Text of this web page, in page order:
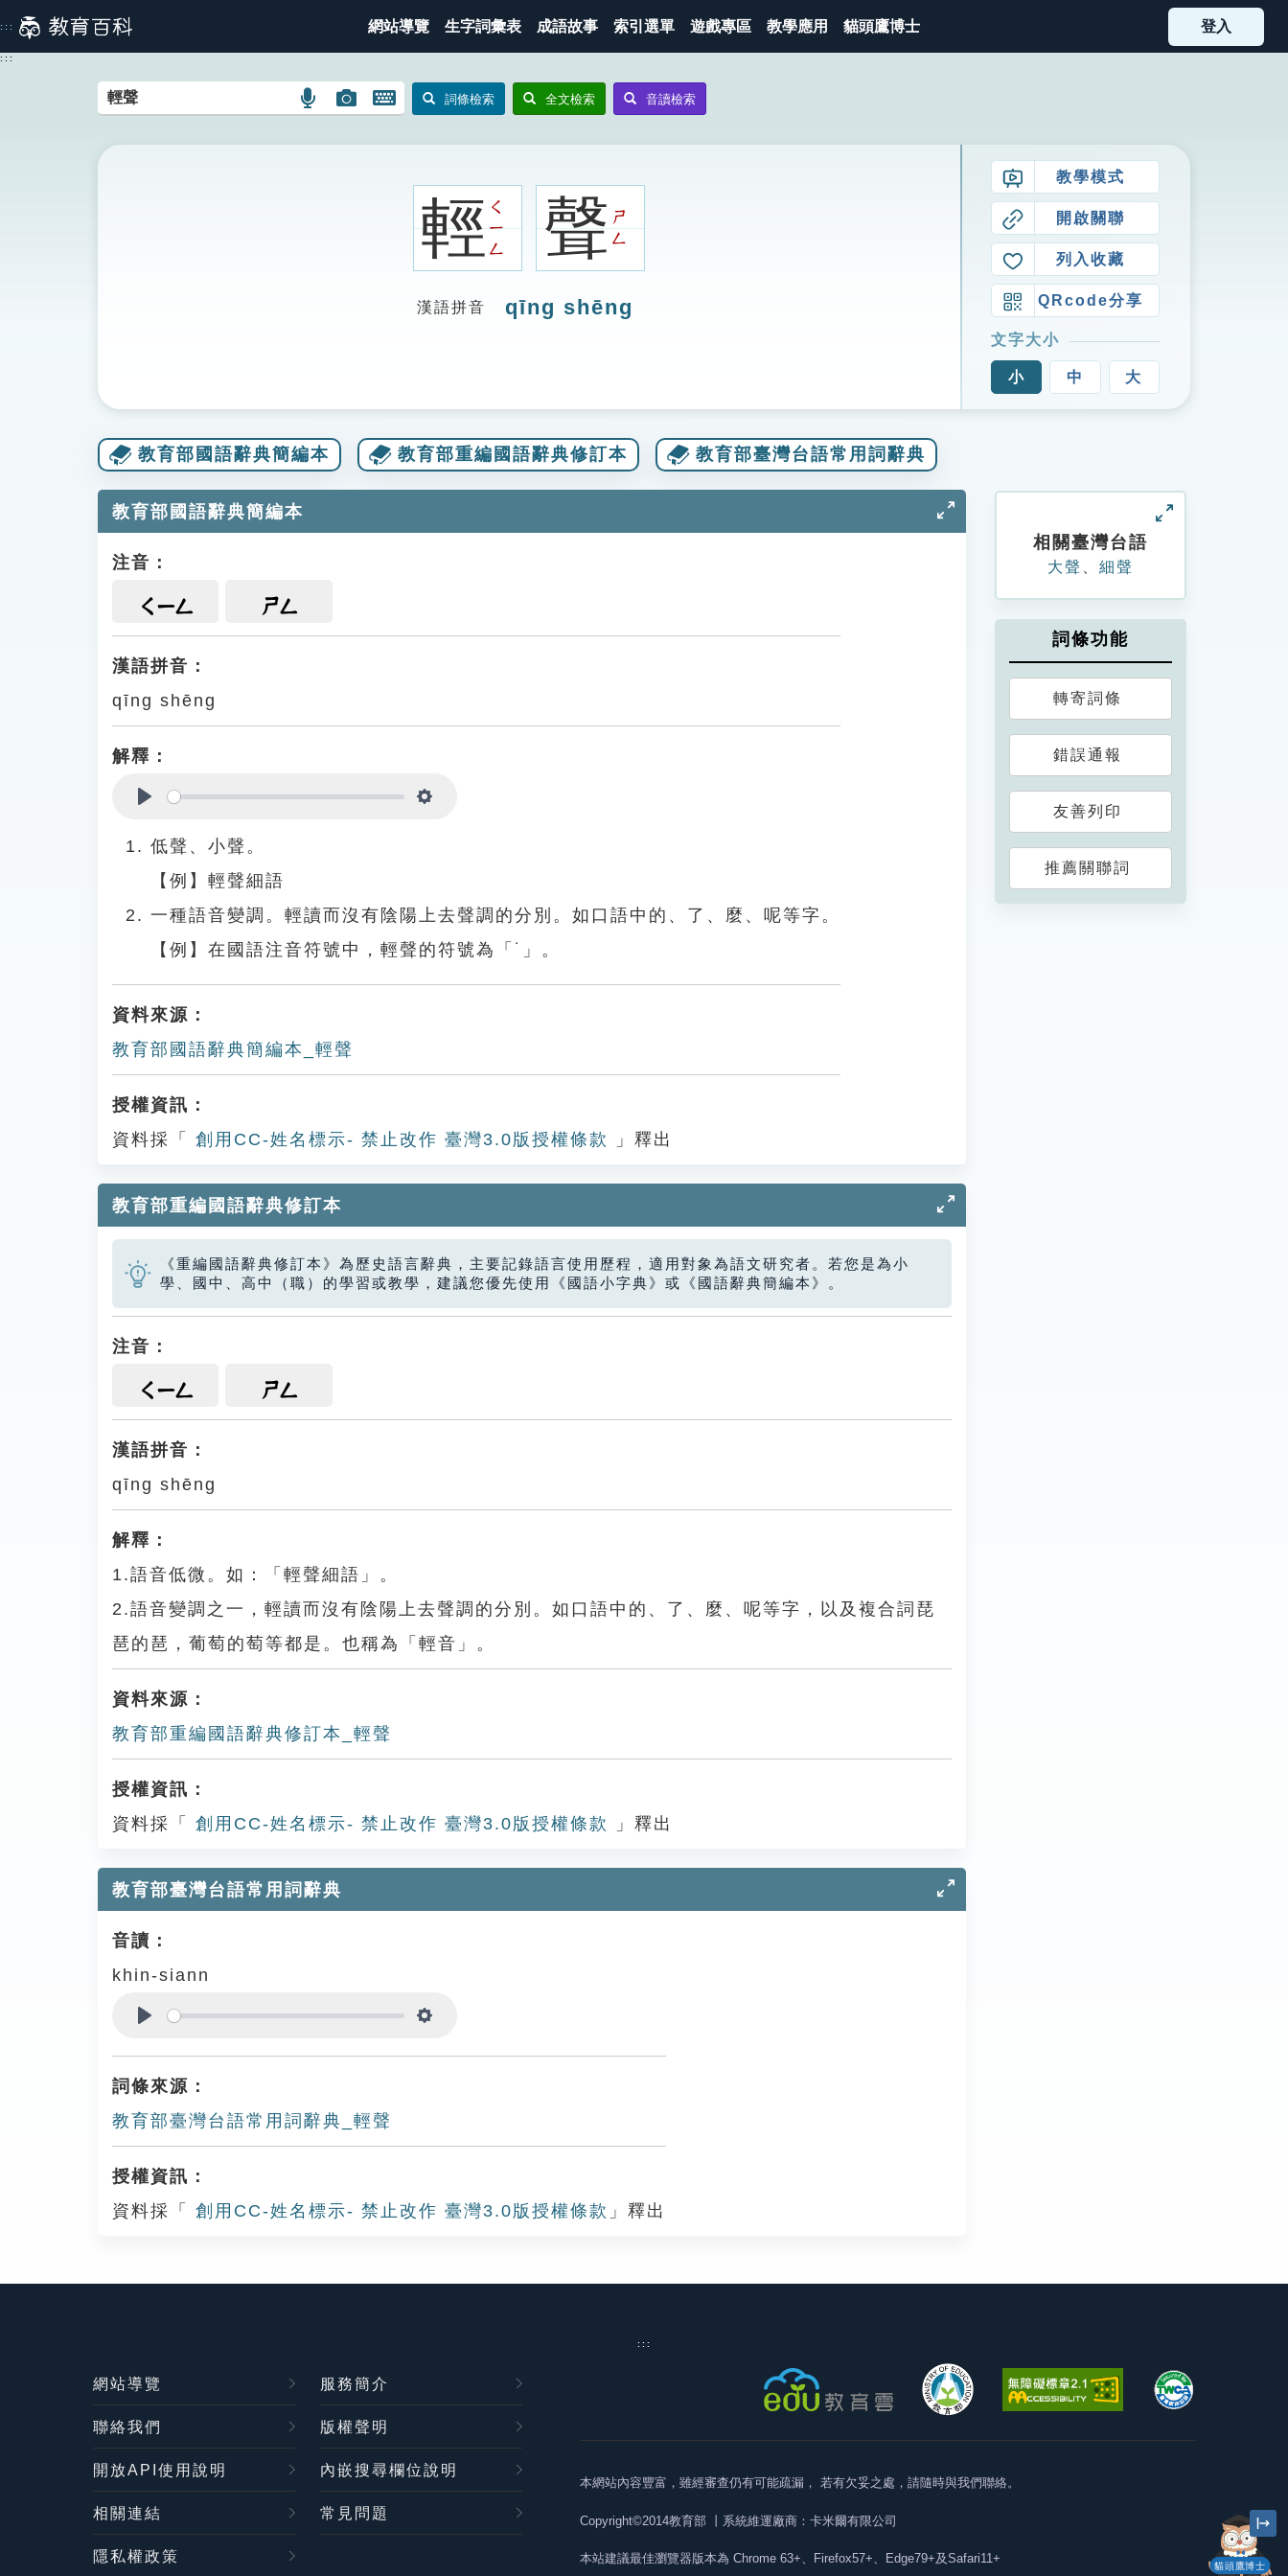
到
主
::: 網站導覽 生字詞彙表 成語故事 索引選單 遊戲專區 教學應用 貓頭鷹博士 登入
:::
語
搜
圖
搜
開
鍵
詞條檢索 全文檢索 音讀檢索
輕ㄑ
ㄧ
ㄥ
聲ㄕ
ㄥ
漢語拼音 qīng shēng
教學模式
開啟關聯
列入收藏
QRcode分享
文字大小
小 中 大
教育部國語辭典簡編本 教育部重編國語辭典修訂本 教育部臺灣台語常用詞辭典
教育部國語辭典簡編本
注音：
ㄑㄧㄥ ㄕㄥ
漢語拼音：
qīng shēng
解釋：
低聲、小聲。
【例】輕聲細語
一種語音變調。輕讀而沒有陰陽上去聲調的分別。如口語中的、了、麼、呢等字。
【例】在國語注音符號中，輕聲的符號為「˙」。
資料來源：
教育部國語辭典簡編本_輕聲
授權資訊：
資料採「
創用CC-姓名標示- 禁止改作 臺灣3.0版授權條款 」釋出
教育部重編國語辭典修訂本
《重編國語辭典修訂本》為歷史語言辭典，主要記錄語言使用歷程，適用對象為語文研究者。若您是為小
學、國中、高中（職）的學習或教學，建議您優先使用《國語小字典》或《國語辭典簡編本》。
注音：
ㄑㄧㄥ ㄕㄥ
漢語拼音：
qīng shēng
解釋：
1.語音低微。如：「輕聲細語」。
2.語音變調之一，輕讀而沒有陰陽上去聲調的分別。如口語中的、了、麼、呢等字，以及複合詞琵
琶的琶，葡萄的萄等都是。也稱為「輕音」。
資料來源：
教育部重編國語辭典修訂本_輕聲
授權資訊：
資料採「
創用CC-姓名標示- 禁止改作 臺灣3.0版授權條款 」釋出
教育部臺灣台語常用詞辭典
音讀：
khin-siann
詞條來源：
教育部臺灣台語常用詞辭典_輕聲
授權資訊：
資料採「
創用CC-姓名標示- 禁止改作 臺灣3.0版授權條款 」釋出
相關臺灣台語
大聲 細聲
詞條功能
轉寄詞條
錯誤通報
友善列印
推薦關聯詞
貓頭鷹博士
:::
網站導覽 服務簡介
聯絡我們 版權聲明
開放API使用說明 內嵌搜尋欄位說明
相關連結 常見問題
隱私權政策
本網站內容豐富，雖經審查仍有可能疏漏， 若有欠妥之處，請隨時與我們聯絡。
Copyright©2014教育部 丨系統維運廠商：卡米爾有限公司
本站建議最佳瀏覽器版本為 Chrome 63+、Firefox57+、Edge79+及Safari11+